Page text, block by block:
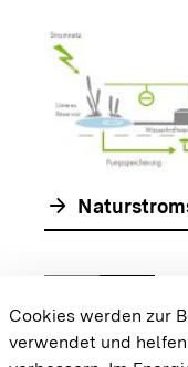
arrow_forward
Zur chevron_rightZur
Cookies werden zur
verwendet und